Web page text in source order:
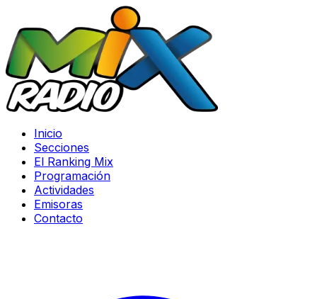
Inicio
Secciones
El Ranking Mix
Programación
Actividades
Emisoras
Contacto